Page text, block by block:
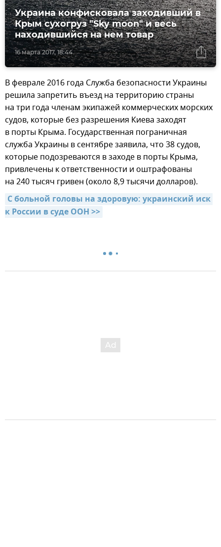
16 марта 2017, 18:44
Украина конфисковала заходивший в
Крым сухогруз "Sky moon" и весь
находившийся на нем товар
В феврале 2016 года Служба безопасности Украины
решила запретить въезд на территорию страны
на три года членам экипажей коммерческих морских
судов, которые без разрешения Киева заходят
в порты Крыма. Государственная пограничная
служба Украины в сентябре заявила, что 38 судов,
которые подозреваются в заходе в порты Крыма,
привлечены к ответственности и оштрафованы
на 240 тысяч гривен (около 8,9 тысячи долларов).
С больной головы на здоровую: украинский иск
к России в суде ООН >>